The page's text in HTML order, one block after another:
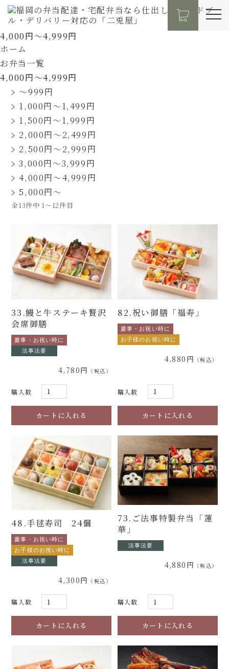
4,000円～4,999円
ホーム
お弁当一覧
4,000円～4,999円
～999円
1,000円～1,499円
1,500円～1,999円
2,000円～2,499円
2,500円～2,999円
3,000円～3,999円
4,000円～4,999円
5,000円～
全13件中 1〜12件目
33.鰻と牛ステーキ贅沢
会席御膳
慶事・お祝い時に
法事法要
4,780円
購入数
82.祝い御膳「福寿」
慶事・お祝い時に
お子様のお祝い時に
4,880円
購入数
48.手毬寿司 24個
慶事・お祝い時に
お子様のお祝い時に
法事法要
4,300円
購入数
73.ご法事特製弁当「蓮
華」
法事法要
4,880円
購入数